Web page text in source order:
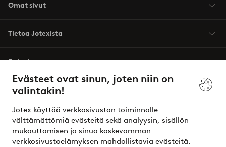
Evästeet ovat sinun, joten niin on
valintakin!
Jotex käyttää verkkosivuston toiminnalle
välttämättömiä evästeitä sekä analyysin, sisällön
mukauttamisen ja sinua koskevamman
verkkosivustoelämyksen mahdollistavia evästeitä.
Omat sivut
Tietoa Jotexista
Palvelumme
Ehdot
Ystävät